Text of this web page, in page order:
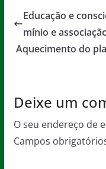
e
b
o
er l
Educação e
mínio e
Aquecimento do
Deixe um
O seu endereço de
Campos